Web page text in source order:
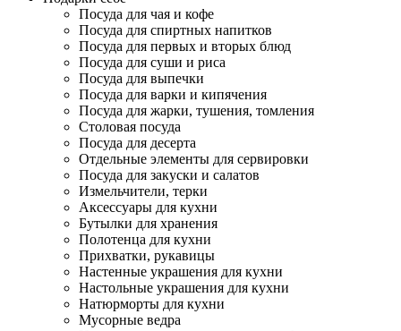
Посуда для чая и кофе
Посуда для спиртных напитков
Посуда для первых и вторых блюд
Посуда для суши и риса
Посуда для выпечки
Посуда для варки и кипячения
Посуда для жарки, тушения, томления
Столовая посуда
Посуда для десерта
Отдельные элементы для сервировки
Посуда для закуски и салатов
Измельчители, терки
Аксессуары для кухни
Бутылки для хранения
Полотенца для кухни
Прихватки, рукавицы
Настенные украшения для кухни
Настольные украшения для кухни
Натюрморты для кухни
Мусорные ведра